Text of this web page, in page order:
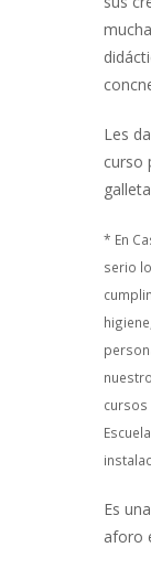
Les
curso
* En
serio
cursos
Es
aforo